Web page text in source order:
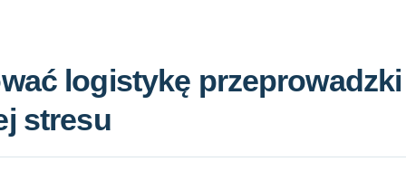
logistykę
stresu